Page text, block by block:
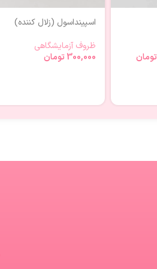
تومان
اسپینداسول (زلال کننده)
ظروف آزمایشگاهی
300,000 تومان